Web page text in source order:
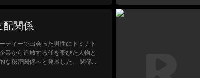
関係
ティーで出会った男性にドミナト
業から追放する任を帯びた人物と
な秘密関係へと発展した。 関係発